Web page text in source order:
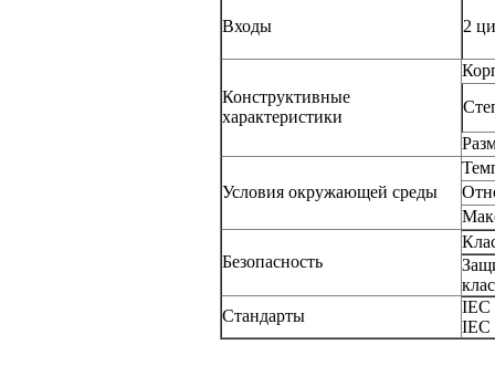
Входы 2
Конструктивные
характеристики
Условия окружающей среды
Безопасность
Стандарты
IEC
IEC